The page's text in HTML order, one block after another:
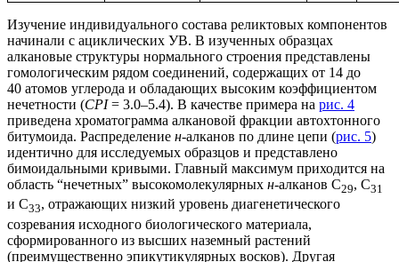
Изучение индивидуального состава реликтовых компонентов
начинали с ациклических УВ. В изученных образцах
алкановые структуры нормального строения представлены
гомологическим рядом соединений, содержащих от 14 до
40 атомов углерода и обладающих высоким коэффициентом
нечетности (CPI= 3.0–5.4). В качестве примера на рис. 4
приведена хроматограмма алкановой фракции автохтонного
битумоида. Распределение н-алканов по длине цепи (рис. 5)
идентично для исследуемых образцов и представлено
бимоидальными кривыми. Главный максимум приходится на
область “нечетных” высокомолекулярных н-алканов С29, С31
и С33, отражающих низкий уровень диагенетического
созревания исходного биологического материала,
сформированного из высших наземный растений
(преимущественно эпикутикулярных восков). Другая